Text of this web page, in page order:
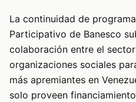
La continuidad de
Participativo de Banesco
colaboración entre el
organizaciones sociales
más apremiantes en
solo proveen